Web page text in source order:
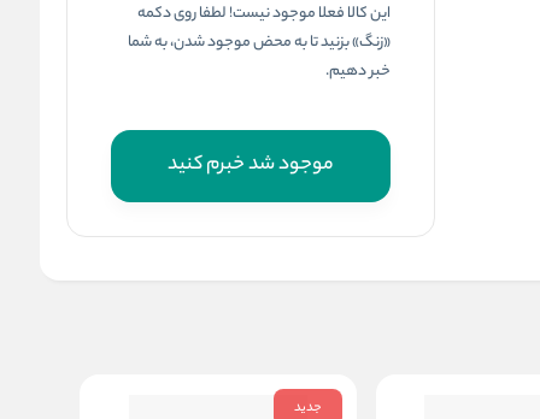
این کالا فعلا موجود نیست! لطفا روی دکمه
«زنگ» بزنید تا به محض موجود شدن، به شما
خبر دهیم.
موجود شد خبرم کنید
جدید